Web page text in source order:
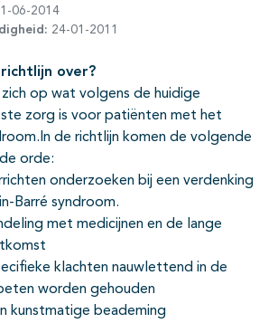
06-2014
24-01-2011
over?
op wat volgens de huidige
zorg is voor patiënten met het
de richtlijn komen de volgende
orde:
onderzoeken bij een verdenking
Barré syndroom.
met medicijnen en de lange
klachten nauwlettend in de
worden gehouden
kunstmatige beademing